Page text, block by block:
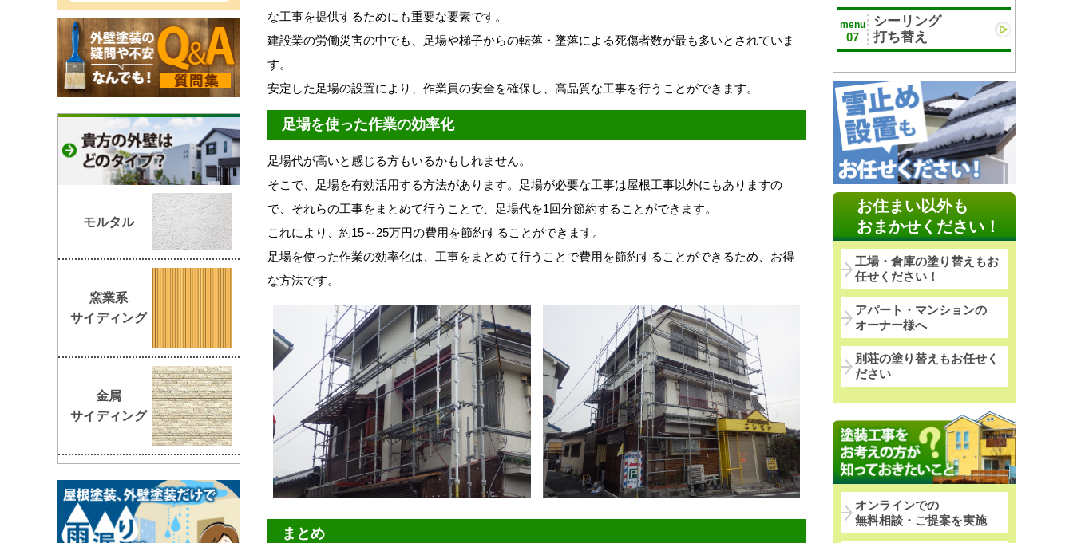
な工事を提供するためにも重要な要素です。
建設業の労働災害の中でも、足場や梯子からの転落・墜落による死傷者数が最も多いとされていま
す。
安定した足場の設置により、作業員の安全を確保し、高品質な工事を行うことができます。
足場を使った作業の効率化
足場代が高いと感じる方もいるかもしれません。
そこで、足場を有効活用する方法があります。足場が必要な工事は屋根工事以外にもありますの
で、それらの工事をまとめて行うことで、足場代を1回分節約することができます。
これにより、約15～25万円の費用を節約することができます。
足場を使った作業の効率化は、工事をまとめて行うことで費用を節約することができるため、お得
な方法です。
まとめ
menu
07
シーリング
打ち替え
お住まい以外も
おまかせください！
工場・倉庫の塗り替えもお
任せください！
アパート・マンションの
オーナー様へ
別荘の塗り替えもお任せく
ださい
オンラインでの
無料相談・ご提案を実施
モルタル
窯業系
サイディング
金属
サイディング